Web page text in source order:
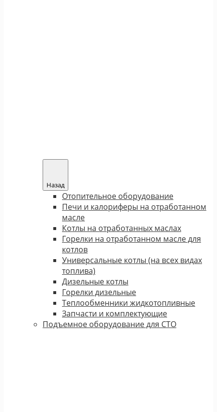
Назад
Отопительное оборудование
Печи и калориферы на отработанном
масле
Котлы на отработанных маслах
Горелки на отработанном масле для
котлов
Универсальные котлы (на всех видах
топлива)
Дизельные котлы
Горелки дизельные
Теплообменники жидкотопливные
Запчасти и комплектующие
Подъемное оборудование для СТО